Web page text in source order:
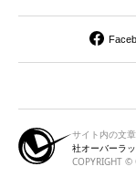
サイト内の文
社オーバーラ
COPYRIGHT